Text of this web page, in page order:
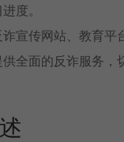
度。
宣传网站、教育平
全面的反诈服务，